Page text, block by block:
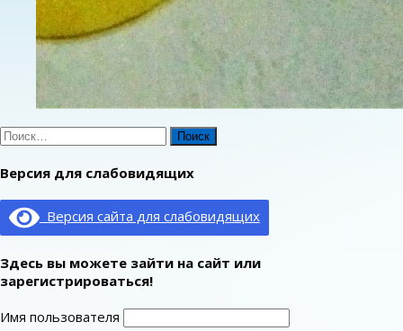
Найти:
Версия для слабовидящих
Версия сайта для слабовидящих
Здесь вы можете зайти на сайт или
зарегистрироваться!
Имя пользователя